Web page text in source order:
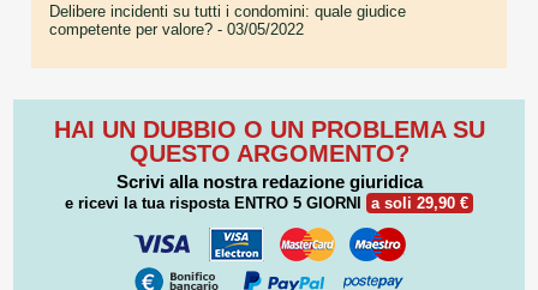
Delibere incidenti su tutti i condomini: quale giudice
competente per valore? - 03/05/2022
HAI UN DUBBIO O UN PROBLEMA SU
QUESTO ARGOMENTO?
Scrivi alla nostra redazione giuridica
e ricevi la tua risposta ENTRO 5 GIORNI a soli 29,90 €